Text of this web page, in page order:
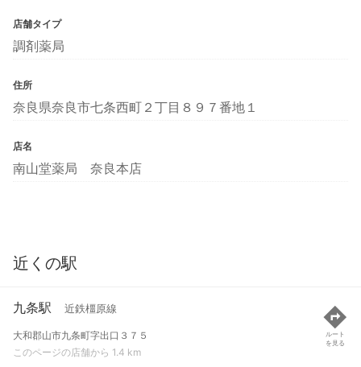
店舗タイプ
調剤薬局
住所
奈良県奈良市七条西町２丁目８９７番地１
店名
南山堂薬局 奈良本店
近くの駅
九条駅 近鉄橿原線
大和郡山市九条町字出口３７５
このページの店舗から 1.4 km
ルート
を見る